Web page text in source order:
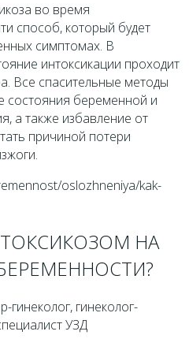
во время
способ, который будет
симптомах. В
интоксикации проходит
Все спасительные методы
состояния беременной и
а также избавление от
причиной потери
oslozhneniya/kak-
НА
гинеколог, гинеколог-
УЗД